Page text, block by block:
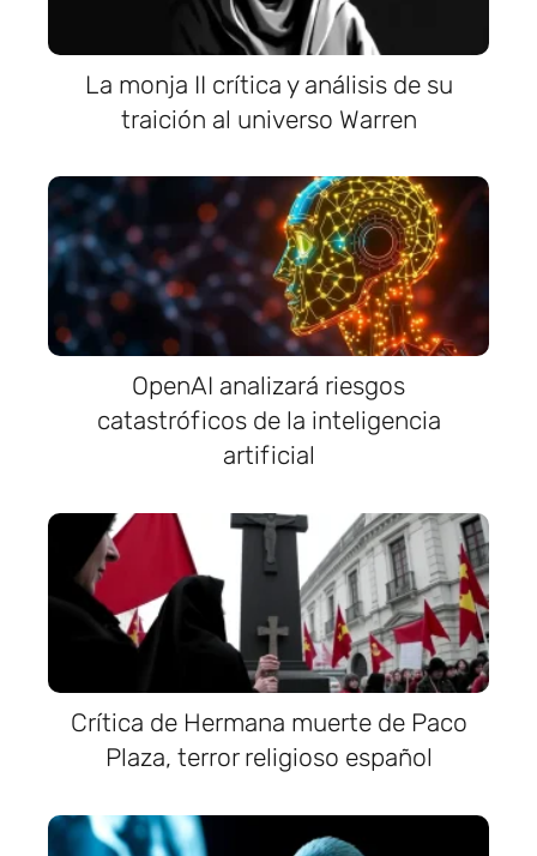
La monja II crítica y análisis de su
traición al universo Warren
OpenAI analizará riesgos
catastróficos de la inteligencia
artificial
Crítica de Hermana muerte de Paco
Plaza, terror religioso español